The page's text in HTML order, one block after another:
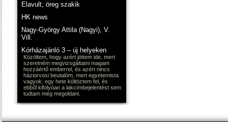
Elavult, öreg szakik
HK news
Nagy-György Attila (Nagyi), V.
Vill.
Kórházajánló 3 – új helyeken
Közöltem, hogy azért jöttem ide, mert
szeretném megvizsgáltatni magam
hozzáértő emberrel, és azért nincs
háziorvosi beutalóm, mert egyetemista
vagyok, egy hete költöztem fel, és
ebből kifolyóan a lakcímbejelentést sem
tudtam még megoldani.